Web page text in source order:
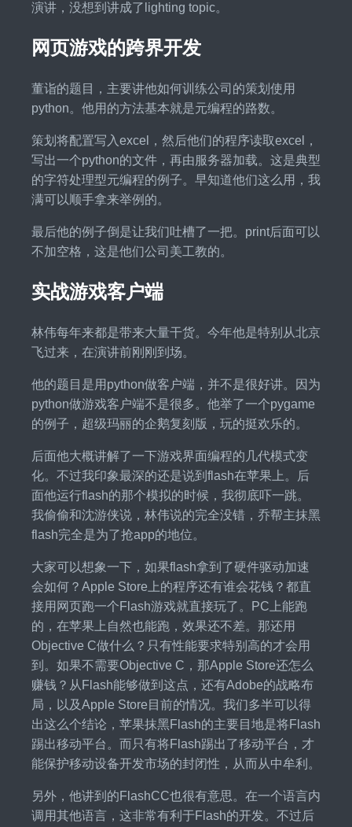
演讲，没想到讲成了lighting topic。
网页游戏的跨界开发
董诣的题目，主要讲他如何训练公司的策划使用
python。他用的方法基本就是元编程的路数。
策划将配置写入excel，然后他们的程序读取excel，
写出一个python的文件，再由服务器加载。这是典型
的字符处理型元编程的例子。早知道他们这么用，我
满可以顺手拿来举例的。
最后他的例子倒是让我们吐槽了一把。print后面可以
不加空格，这是他们公司美工教的。
实战游戏客户端
林伟每年来都是带来大量干货。今年他是特别从北京
飞过来，在演讲前刚刚到场。
他的题目是用python做客户端，并不是很好讲。因为
python做游戏客户端不是很多。他举了一个pygame
的例子，超级玛丽的企鹅复刻版，玩的挺欢乐的。
后面他大概讲解了一下游戏界面编程的几代模式变
化。不过我印象最深的还是说到flash在苹果上。后
面他运行flash的那个模拟的时候，我彻底吓一跳。
我偷偷和沈游侠说，林伟说的完全没错，乔帮主抹黑
flash完全是为了抢app的地位。
大家可以想象一下，如果flash拿到了硬件驱动加速
会如何？Apple Store上的程序还有谁会花钱？都直
接用网页跑一个Flash游戏就直接玩了。PC上能跑
的，在苹果上自然也能跑，效果还不差。那还用
Objective C做什么？只有性能要求特别高的才会用
到。如果不需要Objective C，那Apple Store还怎么
赚钱？从Flash能够做到这点，还有Adobe的战略布
局，以及Apple Store目前的情况。我们多半可以得
出这么个结论，苹果抹黑Flash的主要目地是将Flash
踢出移动平台。而只有将Flash踢出了移动平台，才
能保护移动设备开发市场的封闭性，从而从中牟利。
另外，他讲到的FlashCC也很有意思。在一个语言内
调用其他语言，这非常有利于Flash的开发。不过后